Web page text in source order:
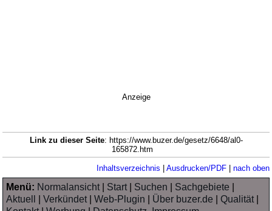
Anzeige
Link zu dieser Seite: https://www.buzer.de/gesetz/6648/al0-
165872.htm
Inhaltsverzeichnis | Ausdrucken/PDF| nach oben
Menü: Normalansicht| Start| Suchen Sachgebiete
Aktuell
|Verkündet|Web-Plugin Über buzer.de |Qualität|